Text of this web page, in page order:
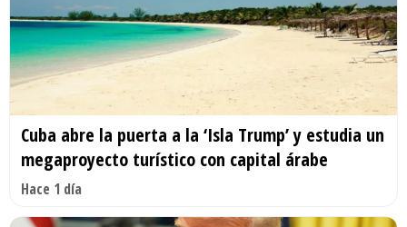
Cuba abre la puerta a la ‘Isla Trump’ y estudia un
megaproyecto turístico con capital árabe
Hace 1 día